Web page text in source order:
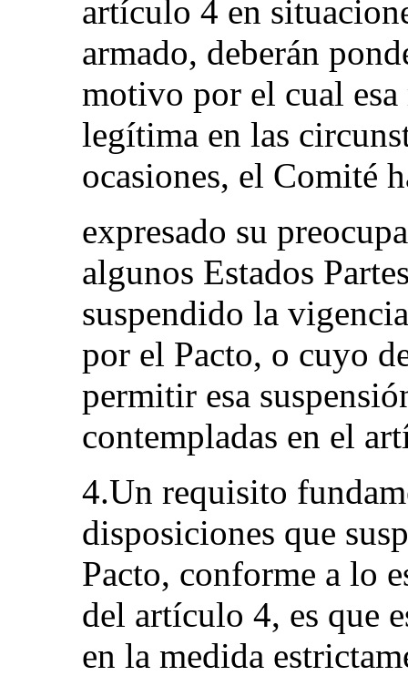
artículo 4 en
armado, deberán
motivo por el cual esa
legítima en las
ocasiones, el Comité
expresado su
algunos Estados
suspendido la
por el Pacto, o cuyo
permitir esa
contempladas en el
4.Un requisito
disposiciones que
Pacto, conforme a lo
del artículo 4, es que
en la medida